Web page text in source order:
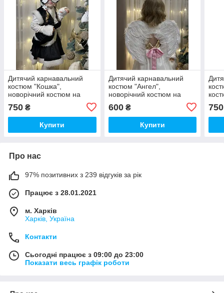
Дитячий карнавальний
костюм "Кошка",
новорічний костюм на
атласний з хутром
750 ₴
Купити
Дитячий карнавальний
костюм "Ангел",
новорічний костюм на
ангел криля з німбом
600₴
Купити
750
Про нас
97% позитивних з 239 відгуків за рік
Працює з 28.01.2021
м. Харків
Харків, Україна
Контакти
Сьогодні працює з 09:00 до 23:00
Показати весь графік роботи